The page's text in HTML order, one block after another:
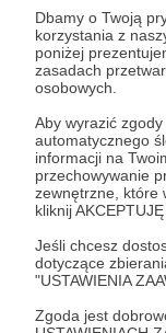
Dbamy o Twoją
korzystania z
poniżej
zasadach
osobowych.
Aby wyrazić
automatycznego
informacji na
przechowywanie
zewnętrzne, które
kliknij
Jeśli chcesz
dotyczące
"USTAWIENIA
Zgoda jest